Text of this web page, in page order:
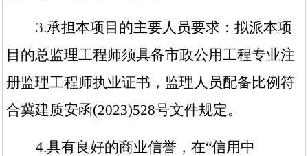
3.承担本项目的主要人员要求：拟派本项
目的总监理工程师须具备市政公用工程专业注
册监理工程师执业证书，监理人员配备比例符
合冀建质安函(2023)528号文件规定。
4.具有良好的商业信誉，在“信用中